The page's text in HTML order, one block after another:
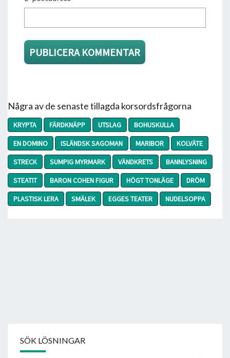
Några av de senaste tillagda korsordsfrågorna
KRYPTA FÄRDKNÄPP UTSLAG
BOHUSKULLA
EN DOMINO
ISLÄNDSK SAGOMAN MARIBOR
KOLVÄTE
STRECK
SUMPIG MYRMARK VÄNDKRETS
BANNLYSNING
STEATIT
BARON COHEN FIGUR HÖGT TONLÄGE
DRÖM
PLASTISK LERA
SMÄLEK EGGES TEATER NUDELSOPPA
SÖK LÖSNINGAR